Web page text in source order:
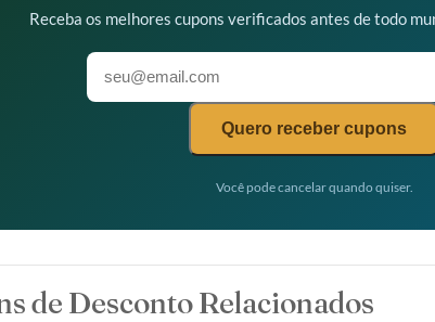
Receba os melhores cupons verificados antes de todo
Quero receber cupons
Você pode cancelar quando quiser.
de Desconto Relacionados